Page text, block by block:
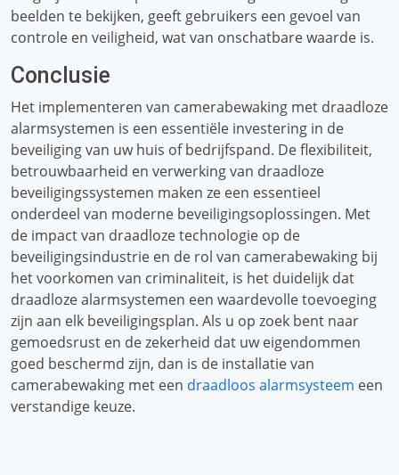
beelden te bekijken, geeft gebruikers een gevoel van
controle en veiligheid, wat van onschatbare waarde is.
Conclusie
Het implementeren van camerabewaking met draadloze
alarmsystemen is een essentiële investering in de
beveiliging van uw huis of bedrijfspand. De flexibiliteit,
betrouwbaarheid en verwerking van draadloze
beveiligingssystemen maken ze een essentieel
onderdeel van moderne beveiligingsoplossingen. Met
de impact van draadloze technologie op de
beveiligingsindustrie en de rol van camerabewaking bij
het voorkomen van criminaliteit, is het duidelijk dat
draadloze alarmsystemen een waardevolle toevoeging
zijn aan elk beveiligingsplan. Als u op zoek bent naar
gemoedsrust en de zekerheid dat uw eigendommen
goed beschermd zijn, dan is de installatie van
camerabewaking met een draadloos alarmsysteem een ​​
verstandige keuze.